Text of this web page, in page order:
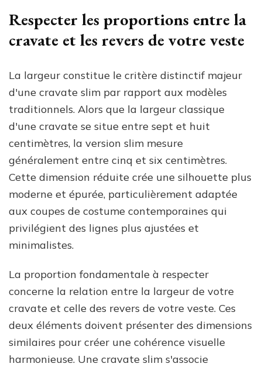
Respecter les proportions entre la
cravate et les revers de votre veste
La largeur constitue le critère distinctif majeur
d'une cravate slim par rapport aux modèles
traditionnels. Alors que la largeur classique
d'une cravate se situe entre sept et huit
centimètres, la version slim mesure
généralement entre cinq et six centimètres.
Cette dimension réduite crée une silhouette plus
moderne et épurée, particulièrement adaptée
aux coupes de costume contemporaines qui
privilégient des lignes plus ajustées et
minimalistes.
La proportion fondamentale à respecter
concerne la relation entre la largeur de votre
cravate et celle des revers de votre veste. Ces
deux éléments doivent présenter des dimensions
similaires pour créer une cohérence visuelle
harmonieuse. Une cravate slim s'associe